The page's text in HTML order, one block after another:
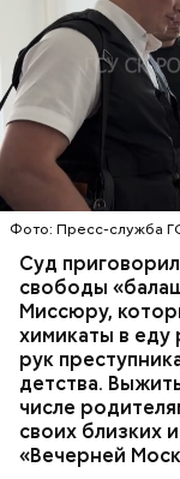
Фото: Пресс-служба
Суд
свободы
Миссюру,
химикаты в
рук
детства.
числе
своих близких
«Вечерней
Все началось в
обратились в
плохое
им точный
потерпевших
специалисты
химикат
организм
нашли в еде,
Видео: пресс-
ОТРАВЛЕНИЯ
— Личность
полицией
Стражи
может
Параллельно с
«Перехват».
Помимо этого,